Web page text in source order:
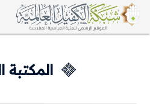
المكتبة